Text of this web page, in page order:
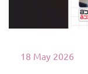
18 May 2026